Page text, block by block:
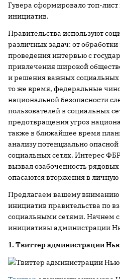
Гувера сформировало топ-
инициатив.
Правительства используют
различных задач: от
проведения интервью с
привлечения широкой
и решения важных социальных
то же время, федеральные
национальной безопасности
пользователей в социальных
предотвращения угроз
также в ближайшее время
анализу потенциально
социальных сетях. Интерес
вызвал озабоченность
опасаются вторжения в
Предлагаем вашему вниманию
инициатив правительства по
социальными сетями. Начнем
инициативы администрации
1. Твиттер администрации